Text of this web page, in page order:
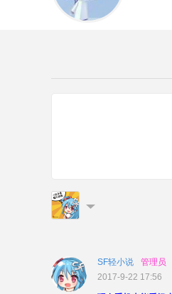
SF轻小说 管理员
2017-9-22 17:56